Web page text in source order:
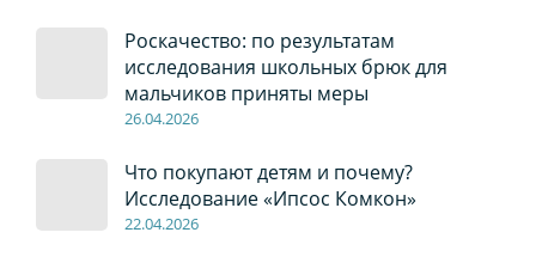
Роскачество: по результатам
исследования школьных брюк для
мальчиков приняты меры
26.04.2026
Что покупают детям и почему?
Исследование «Ипсос Комкон»
22.04.2026